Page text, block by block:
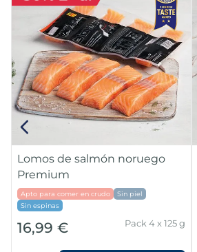
Lomos de salmón noruego
Premium
Apto para comer en crudo
Sin piel
Sin espinas
16,99 € Pack 4 x 125 g